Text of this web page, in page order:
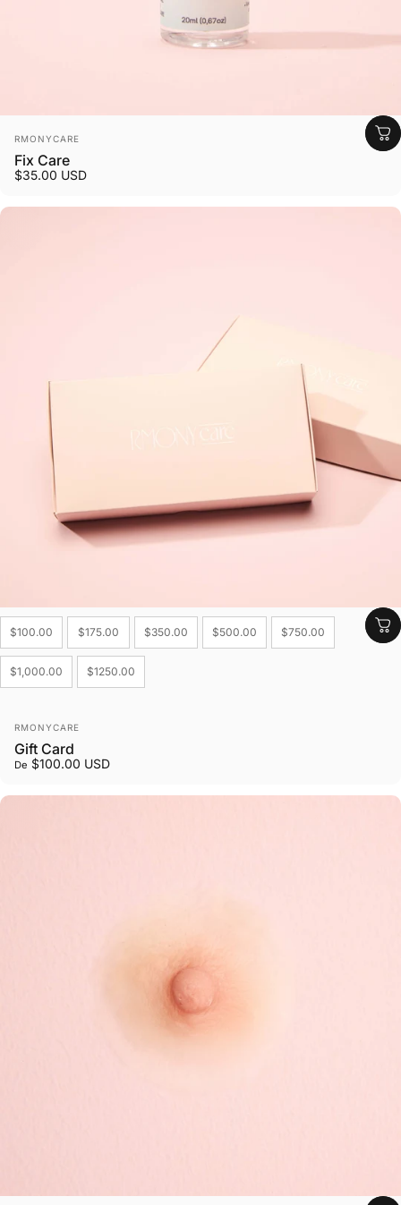
Fornecedor:
RMONYCARE
Fix Care
$35.00 USD
Denominations
$100.00 $175.00 $350.00 $500.00 $750.00
$1,000.00 $1250.00
Fornecedor:
RMONYCARE
Gift Card
De $100.00 USD